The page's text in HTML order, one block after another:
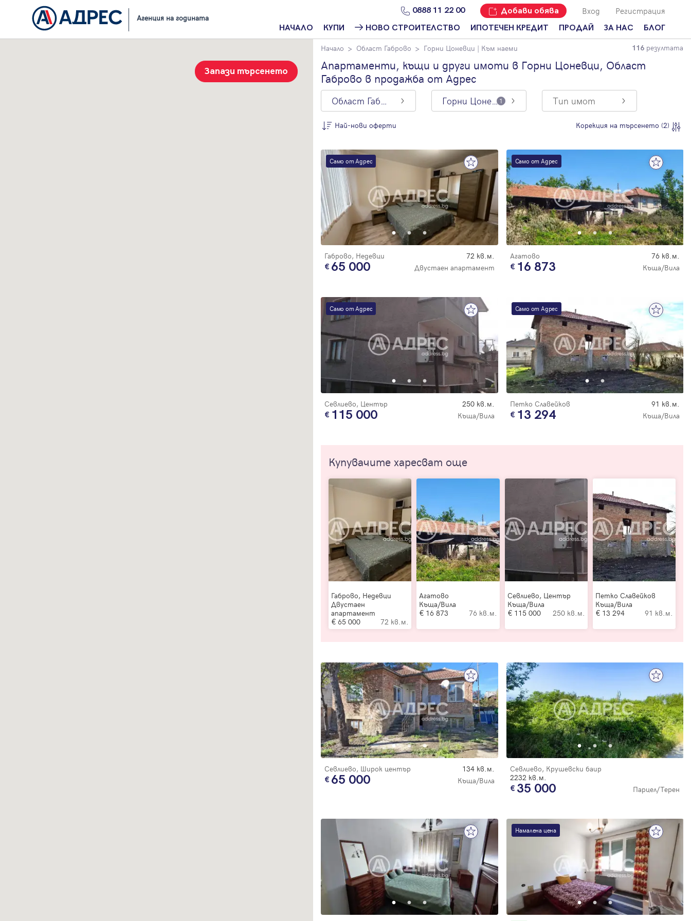
Агенция на годината
0888 11 22 00 Добави обява Вход Регистрация
НАЧАЛО КУПИ
Намери
Защо да купя
Адрес?
НОВО СТРОИТЕЛСТВО
Ново
София
Ново
строителство
Варна
Ново
Ново
строителство
Проекти ново
строителство
ИПОТЕЧЕН КРЕДИТ ПРОДАЙ
имот с
Адрес?
ЗА НАС
Наши офиси
Кариери
Кои сме ние?
Мениджмънт
Address Run
Франчайз
въпроси
БЛОГ
За продавачи
За купувачи
Ипотечно
наемодатели
наематели
Анализ на
Новини
Начало Резултати от търсене
Начало Област Габрово Горни Цоневци | Към наеми 116 резултата
Апартаменти, къщи и други имоти в Горни Цоневци, Област
Габрово в продажба от Адрес
Запази търсенето
Област Габрово Горни Цоневци1 Тип имот
Най-нови оферти
Най-нови
оферти
Цена на кв.м.
С намалена
цена
Корекция на търсенето (2)
Само от Адрес
Габрово, Недевци 72 кв.м.
65 000 Двустаен апартамент
Само от Адрес
Агатово 76 кв.м.
16 873 Къща/Вила
Само от Адрес
Севлиево, Център 250 кв.м.
115 000 Къща/Вила
Само от Адрес
Петко Славейков 91 кв.м.
13 294 Къща/Вила
Купувачите харесват още
Габрово, Недевци
Двустаен
апартамент
65 000
72 кв.м.
Агатово
Къща/Вила
16 873
76 кв.м.
Севлиево, Център
Къща/Вила
115 000
250 кв.м.
Петко Славейков
Къща/Вила
13 294
91 кв.м.
Севлиево, Широк център 134 кв.м.
65 000 Къща/Вила
Севлиево, Крушевски баир
2232 кв.м.
35 000 Парцел/Терен
Намалена цена